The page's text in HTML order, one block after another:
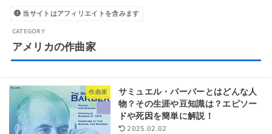
当サイトはアフィリエイトを含みます
アメリカの作曲家
作曲家
サミュエル・バーバーとはどんな人
物？その生涯や豆知識は？エピソー
ドや死因を簡単に解説！
2025.02.02